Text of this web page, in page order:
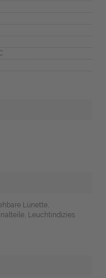
Lünette,
Leuchtindizies